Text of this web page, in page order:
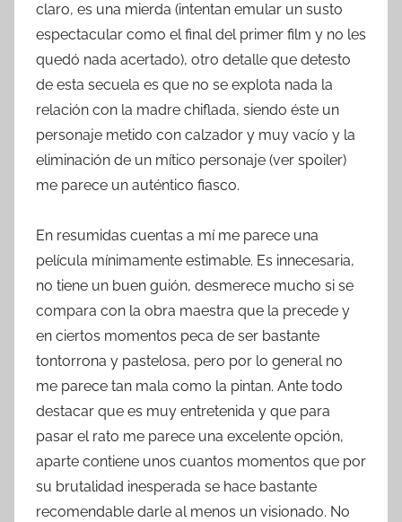
claro, es una mierda (intentan emular un susto
espectacular como el final del primer film y no les
quedó nada acertado), otro detalle que detesto
de esta secuela es que no se explota nada la
relación con la madre chiflada, siendo éste un
personaje metido con calzador y muy vacío y la
eliminación de un mítico personaje (ver spoiler)
me parece un auténtico fiasco.
En resumidas cuentas a mí me parece una
película mínimamente estimable. Es innecesaria,
no tiene un buen guión, desmerece mucho si se
compara con la obra maestra que la precede y
en ciertos momentos peca de ser bastante
tontorrona y pastelosa, pero por lo general no
me parece tan mala como la pintan. Ante todo
destacar que es muy entretenida y que para
pasar el rato me parece una excelente opción,
aparte contiene unos cuantos momentos que por
su brutalidad inesperada se hace bastante
recomendable darle al menos un visionado. No